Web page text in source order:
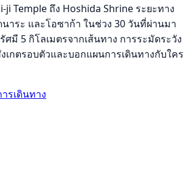
ji Temple ถึง Hoshida Shrine ระยะทาง
าระ และโอซาก้า ในช่วง 30 วันที่ผ่านมา
มี 5 กิโลเมตรจากเส้นทาง การระมัดระวัง
เกตรอบตัวและบอกแผนการเดินทางกับใคร
รเดินทาง